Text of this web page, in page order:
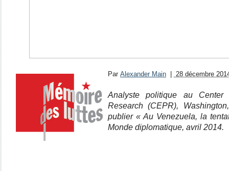
Par Alexander Main 28 décembre
Analyste politique au
Research (CEPR),
publier « Au Venezuela, la
Monde diplomatique, avril 2014.